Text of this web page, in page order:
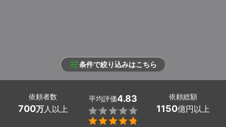
条件で絞り込みはこちら
依頼者数
700万人以上
平均評価4.83


依頼総額
1150億円以上